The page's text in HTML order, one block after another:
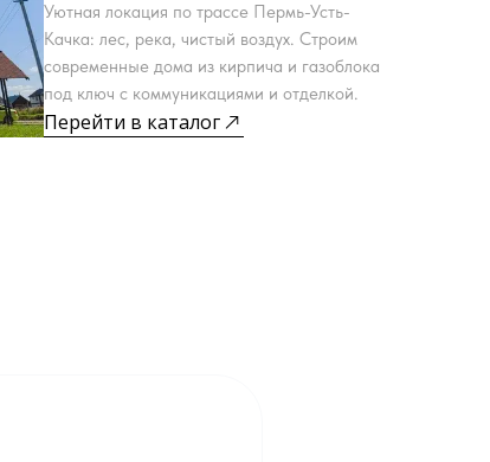
Уютная локация по трассе Пермь-Усть-
Качка: лес, река, чистый воздух. Строим
современные дома из кирпича и газоблока
под ключ с коммуникациями и отделкой.
Перейти в каталог